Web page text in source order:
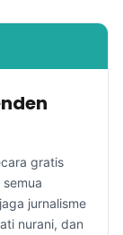
gratis
jurnalisme
nurani, dan